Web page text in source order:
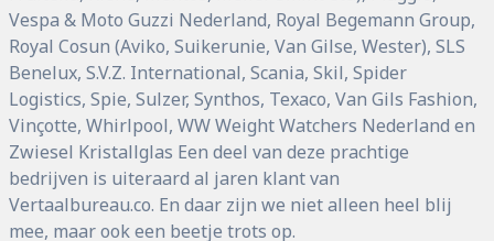
Vespa & Moto Guzzi Nederland, Royal Begemann Group,
Royal Cosun (Aviko, Suikerunie, Van Gilse, Wester), SLS
Benelux, S.V.Z. International, Scania, Skil, Spider
Logistics, Spie, Sulzer, Synthos, Texaco, Van Gils Fashion,
Vinçotte, Whirlpool, WW Weight Watchers Nederland en
Zwiesel Kristallglas Een deel van deze prachtige
bedrijven is uiteraard al jaren klant van
Vertaalbureau.co. En daar zijn we niet alleen heel blij
mee, maar ook een beetje trots op.